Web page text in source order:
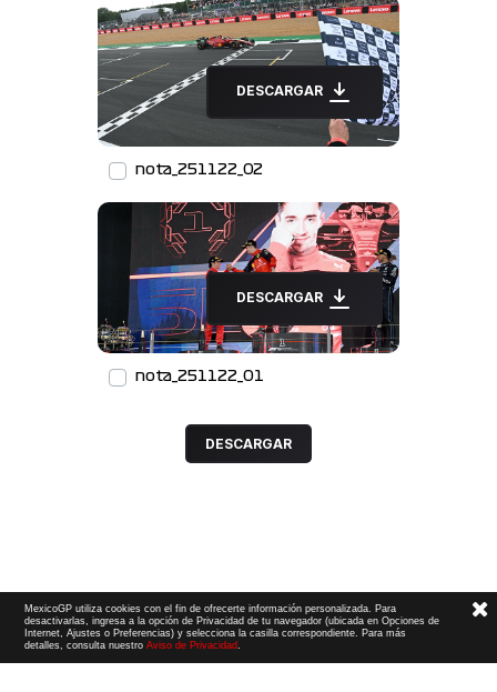
DESCARGAR
nota_251122_02
DESCARGAR
nota_251122_01
DESCARGAR
MexicoGP utiliza cookies con el fin de ofrecerte información personalizada. Para
desactivarlas, ingresa a la opción de Privacidad de tu navegador (ubicada en Opciones de
Internet, Ajustes o Preferencias) y selecciona la casilla correspondiente. Para más
detalles, consulta nuestroAviso de Privacidad.